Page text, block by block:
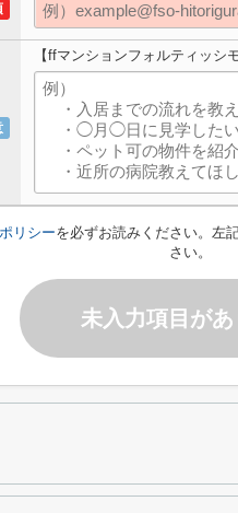
【ffマンションフォルティッシ
リシーを必ずお読みください。左
さい。
未入力項目が